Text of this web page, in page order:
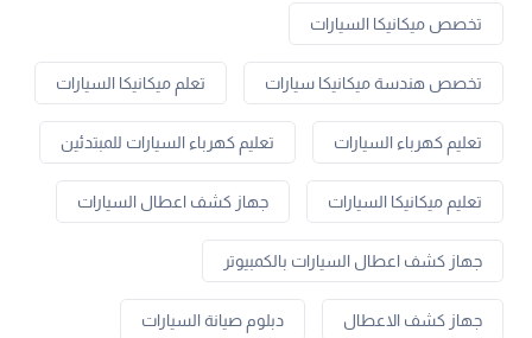
تخصص ميكانيكا السيارات
تخصص هندسة ميكانيكا سيارات تعلم ميكانيكا السيارات
تعليم كهرباء السيارات تعليم كهرباء السيارات للمبتدئين
تعليم ميكانيكا السيارات جهاز كشف اعطال السيارات
جهاز كشف اعطال السيارات بالكمبيوتر
جهاز كشف الاعطال دبلوم صيانة السيارات